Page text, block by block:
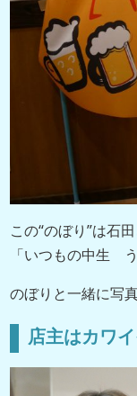
この“のぼり”は石
「いつもの中生
のぼりと一緒に写
店主はカワ